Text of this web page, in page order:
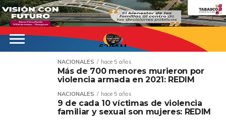
620AM
NACIONALES hace 5 años
Más de 700 menores murieron por
violencia armada en 2021: REDIM
NACIONALES hace 5 años
9 de cada 10 víctimas de violencia
familiar y sexual son mujeres: REDIM